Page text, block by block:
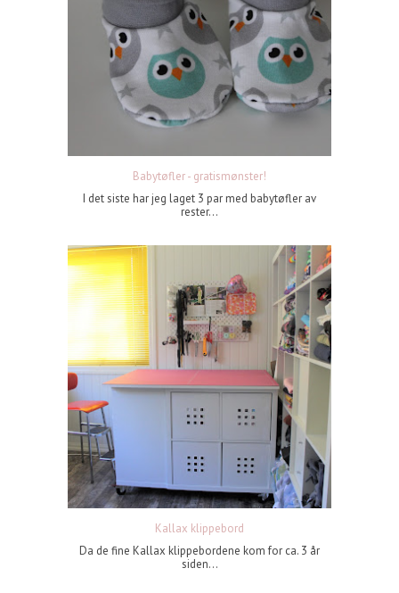
Babytøfler - gratismønster!
I det siste har jeg laget 3 par med babytøfler av
rester...
Kallax klippebord
Da de fine Kallax klippebordene kom for ca. 3 år
siden...